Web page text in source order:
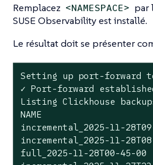
Remplacez <NAMESPACE> par
SUSE Observability est installé.
Le résultat doit se présenter
Setting up port-forward
✓ Port-forward
Listing Clickhouse
NAME
incremental_2025-11-
incremental_2025-11-
full_2025-11-28T00-45-